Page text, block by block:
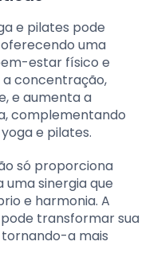
e pilates pode
uma
estar físico e
concentração,
e aumenta a
complementando
e pilates.
só proporciona
uma sinergia que
e harmonia. A
transformar sua
a mais